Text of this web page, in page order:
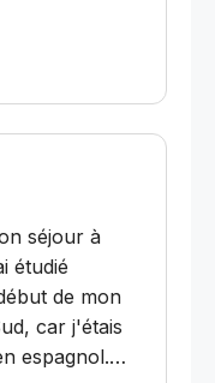
les familles
qui est très
écoles où
qui
parlée
mélange de
séjour à
étudié
de mon
car j'étais
espagnol.